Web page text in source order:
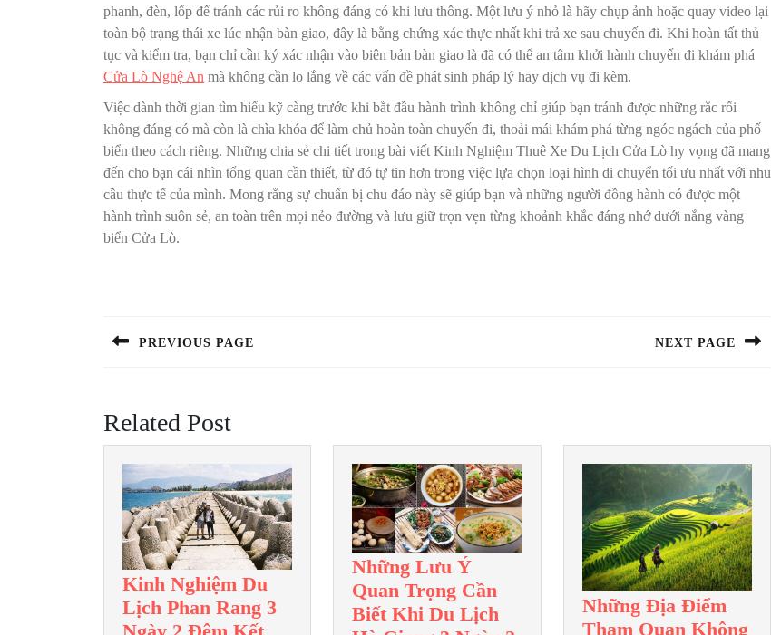
phanh, đèn, lốp để tránh các rủi ro không đáng có khi lưu thông. Một lưu ý nhỏ là hãy chụp ảnh hoặc quay video lại
toàn bộ trạng thái xe lúc nhận bàn giao, đây là bằng chứng xác thực nhất khi trả xe sau chuyến đi. Khi hoàn tất thủ
tục và kiểm tra, bạn chỉ cần ký xác nhận vào biên bản bàn giao là đã có thể an tâm khởi hành chuyến đi khám phá
Cửa Lò Nghệ An mà không cần lo lắng về các vấn đề phát sinh pháp lý hay dịch vụ đi kèm.
Việc dành thời gian tìm hiểu kỹ càng trước khi bắt đầu hành trình không chỉ giúp bạn tránh được những rắc rối
không đáng có mà còn là chìa khóa để làm chủ hoàn toàn chuyến đi, thoải mái khám phá từng ngóc ngách của phố
biển theo cách riêng. Những chia sẻ chi tiết trong bài viết Kinh Nghiệm Thuê Xe Du Lịch Cửa Lò hy vọng đã mang
đến cho bạn cái nhìn tổng quan cần thiết, từ đó tự tin hơn trong việc lựa chọn loại hình di chuyển tối ưu nhất với nhu
cầu thực tế của mình. Mong rằng sự chuẩn bị chu đáo này sẽ giúp bạn và những người đồng hành có được một
hành trình suôn sẻ, an toàn trên mọi nẻo đường và lưu giữ trọn vẹn từng khoảnh khắc đáng nhớ dưới nắng vàng
biển Cửa Lò.
bài
PREVIOUS PAGE NEXT PAGE
Related Post
Kinh Nghiệm Du
Lịch Phan Rang 3
Những Lưu Ý
Quan Trọng Cần
Biết Khi Du Lịch
Những Địa Điểm
Tham Quan Không